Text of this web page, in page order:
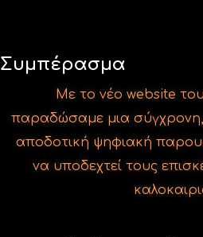
Με το νέο website
παραδώσαμε μια
αποδοτική ψηφιακή
να υποδεχτεί τους